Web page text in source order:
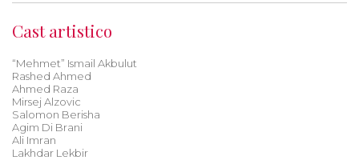
Cast artistico
“Mehmet” Ismail Akbulut
Rashed Ahmed
Ahmed Raza
Mirsej Alzovic
Salomon Berisha
Agim Di Brani
Ali Imran
Lakhdar Lekbir